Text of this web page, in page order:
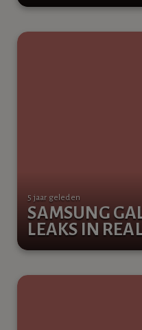
SAMSUNG
LEAKS IN
5 jaar geleden